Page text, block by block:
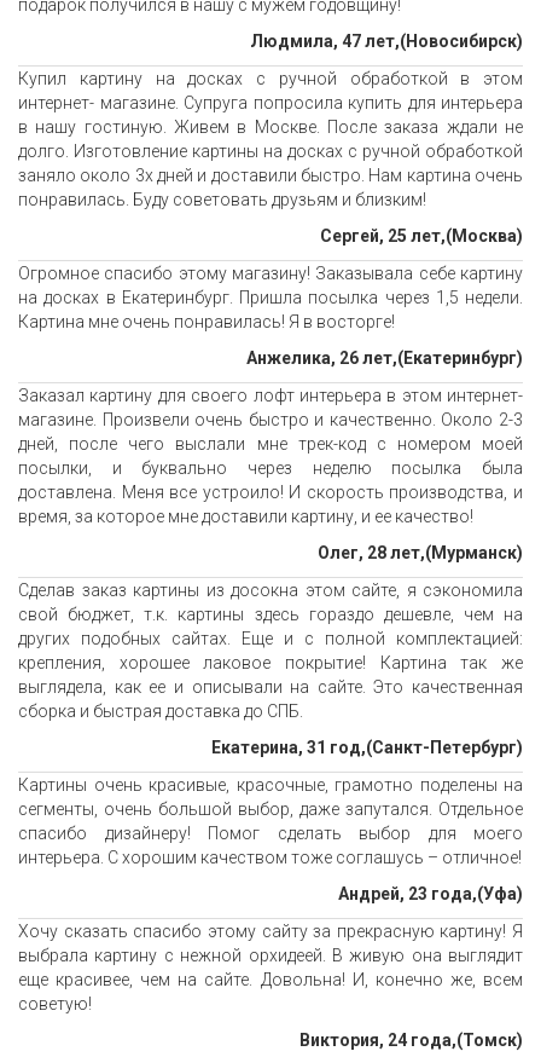
подарок получился в нашу с мужем годовщину!
Людмила, 47 лет,(Новосибирск)
Купил картину на досках с ручной обработкой в этом
интернет- магазине. Супруга попросила купить для интерьера
в нашу гостиную. Живем в Москве. После заказа ждали не
долго. Изготовление картины на досках с ручной обработкой
заняло около 3х дней и доставили быстро. Нам картина очень
понравилась. Буду советовать друзьям и близким!
Сергей, 25 лет,(Москва)
Огромное спасибо этому магазину! Заказывала себе картину
на досках в Екатеринбург. Пришла посылка через 1,5 недели.
Картина мне очень понравилась! Я в восторге!
Анжелика, 26 лет,(Екатеринбург)
Заказал картину для своего лофт интерьера в этом интернет-
магазине. Произвели очень быстро и качественно. Около 2-3
дней, после чего выслали мне трек-код с номером моей
посылки, и буквально через неделю посылка была
доставлена. Меня все устроило! И скорость производства, и
время, за которое мне доставили картину, и ее качество!
Олег, 28 лет,(Мурманск)
Сделав заказ картины из досокна этом сайте, я сэкономила
свой бюджет, т.к. картины здесь гораздо дешевле, чем на
других подобных сайтах. Еще и с полной комплектацией:
крепления, хорошее лаковое покрытие! Картина так же
выглядела, как ее и описывали на сайте. Это качественная
сборка и быстрая доставка до СПБ.
Екатерина, 31 год,(Санкт-Петербург)
Картины очень красивые, красочные, грамотно поделены на
сегменты, очень большой выбор, даже запутался. Отдельное
спасибо дизайнеру! Помог сделать выбор для моего
интерьера. С хорошим качеством тоже соглашусь – отличное!
Андрей, 23 года,(Уфа)
Хочу сказать спасибо этому сайту за прекрасную картину! Я
выбрала картину с нежной орхидеей. В живую она выглядит
еще красивее, чем на сайте. Довольна! И, конечно же, всем
советую!
Виктория, 24 года,(Томск)